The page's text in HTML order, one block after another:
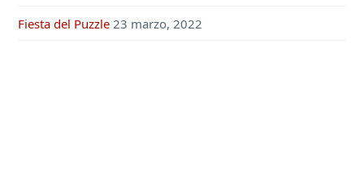
Fiesta del Puzzle 23 marzo, 2022